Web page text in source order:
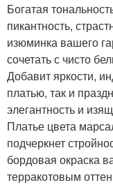
Богатая
пикантность,
изюминка вашего
сочетать с чисто
Добавит яркости,
платью, так и
элегантность и
Платье цвета
подчеркнет
бордовая окраска
терракотовым